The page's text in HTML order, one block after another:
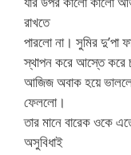
রাখতে
পারলো না। সুমির দু’পা
স্থাপন করে আস্তে করে
আজিজ অবাক হয়ে
ফেললো।
তার মানে বারেক ওকে
অসুবিধাই